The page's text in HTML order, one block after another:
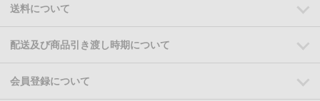
送料について
配送及び商品引き渡し時期について
会員登録について